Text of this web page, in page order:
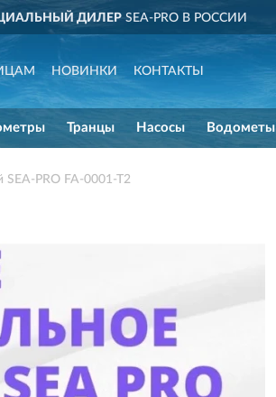
ДИЛЕРSEA-PRO В РОССИИ
НОВИНКИ КОНТАКТЫ
Транцы Насосы Водометы
SEA-PRO FA-0001-T2